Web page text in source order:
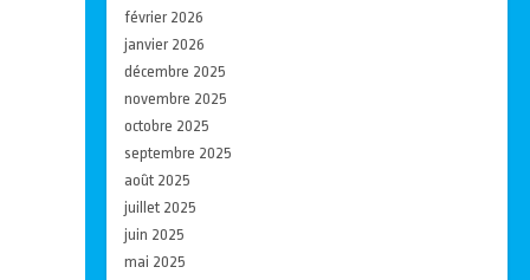
février 2026
janvier 2026
décembre 2025
novembre 2025
octobre 2025
septembre 2025
août 2025
juillet 2025
juin 2025
mai 2025